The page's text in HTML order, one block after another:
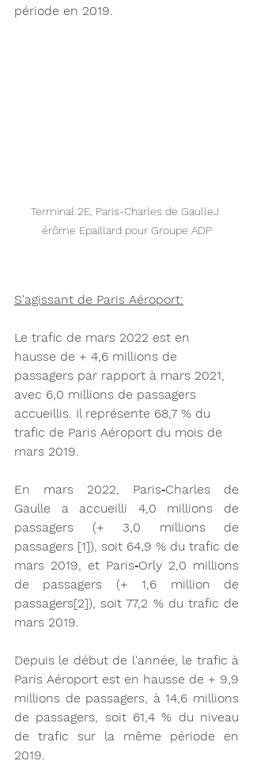
période en 2019.
Terminal 2E, Paris-Charles de GaulleJ
érôme Epaillard pour Groupe ADP
S'agissant de Paris Aéroport:
Le trafic de mars 2022 est en
hausse de + 4,6 millions de
passagers par rapport à mars 2021,
avec 6,0 millions de passagers
accueillis. Il représente 68,7 % du
trafic de Paris Aéroport du mois de
mars 2019.
En mars 2022, Paris‑Charles de
Gaulle a accueilli 4,0 millions de
passagers (+ 3,0 millions de
passagers [1]), soit 64,9 % du trafic de
mars 2019, et Paris‑Orly 2,0 millions
de passagers (+ 1,6 million de
passagers[2]), soit 77,2 % du trafic de
mars 2019.
Depuis le début de l'année, le trafic à
Paris Aéroport est en hausse de + 9,9
millions de passagers, à 14,6 millions
de passagers, soit 61,4 % du niveau
de trafic sur la même période en
2019.